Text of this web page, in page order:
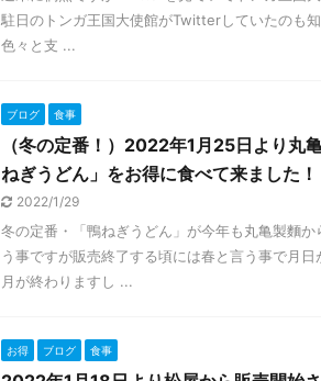
駐日のトンガ王国大使館がTwitterしていたのも
色々と支 ...
ブログ 食事
（冬の定番！）2022年1月25日より丸
ねぎうどん」をお得に食べて来ました！
2022/1/29
冬の定番・「鴨ねぎうどん」が今年も丸亀製麵
う事ですが販売終了する頃には春と言う事で月
月が終わりますし ...
お得 ブログ 食事